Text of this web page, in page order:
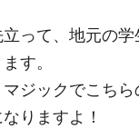
って、地元の
す。
マジックでこち
りますよ！